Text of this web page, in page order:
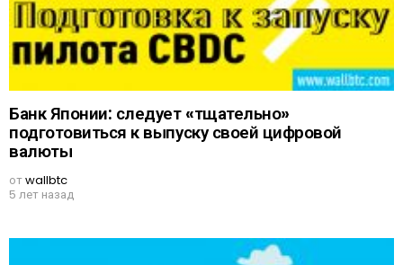
Банк Японии: следует «тщательно»
подготовиться к выпуску своей цифровой
валюты
отwallbtc
5 лет назад